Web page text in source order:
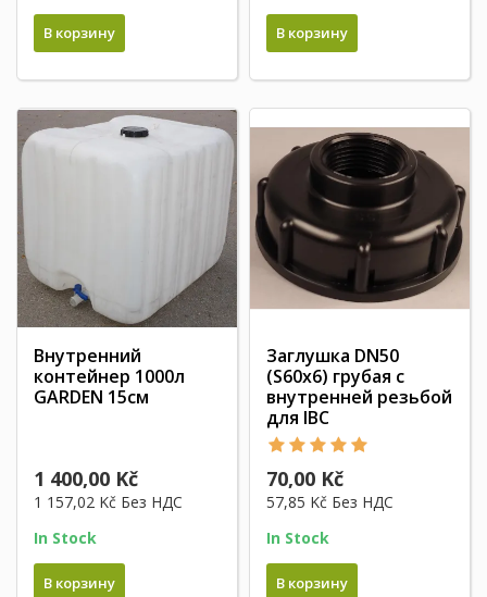
В корзину В корзину
Внутренний
контейнер 1000л
GARDEN 15см
1 400,00 Kč
1 157,02 Kč Без НДС
In Stock
В корзину
Заглушка DN50
(S60x6) грубая с
внутренней резьбой
для IBC
70,00 Kč
57,85 Kč Без НДС
In Stock
В корзину